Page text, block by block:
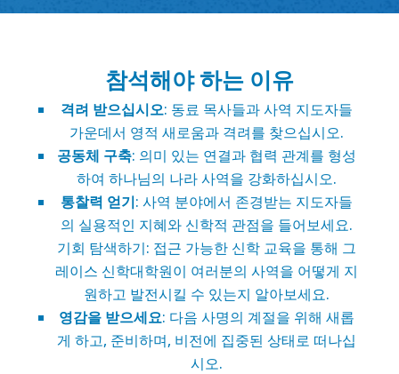
참석해야 하는 이유
격려 받으십시오: 동료 목사들과 사역 지도자들
가운데서 영적 새로움과 격려를 찾으십시오.
공동체 구축: 의미 있는 연결과 협력 관계를 형성
하여 하나님의 나라 사역을 강화하십시오.
통찰력 얻기: 사역 분야에서 존경받는 지도자들
의 실용적인 지혜와 신학적 관점을 들어보세요.
기회 탐색하기: 접근 가능한 신학 교육을 통해 그
레이스 신학대학원이 여러분의 사역을 어떻게 지
원하고 발전시킬 수 있는지 알아보세요.
영감을 받으세요: 다음 사명의 계절을 위해 새롭
게 하고, 준비하며, 비전에 집중된 상태로 떠나십
시오.